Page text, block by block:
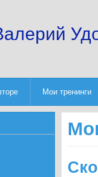
Мои тренинги